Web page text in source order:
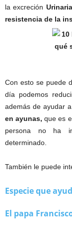
la excreción
resistencia de la
Con esto se puede
día podemos
además de ayudar
en ayunas, que es
persona no ha
determinado.
También le puede
Especie que
El papa